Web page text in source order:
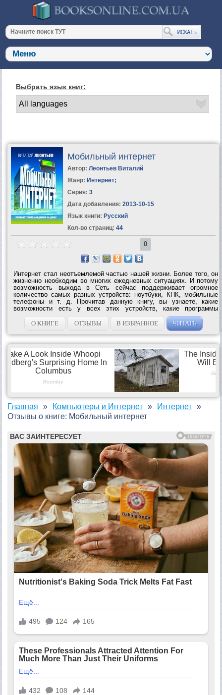
Выбрать язык книг:
Мобильный интернет
Автор: Леонтьев Виталий
Жанр: Интернет;
Серия: 3
Дата добавления: 2013-10-15
Язык книги: Русский
Кол-во страниц: 44
0
Интернет стал неотъемлемой частью нашей жизни. Более того, он
жизненно необходим во многих ежедневных ситуациях. И потому
возможность выхода в Сеть сейчас поддерживает огромное
количество самых разных устройств: ноутбуки, КПК, мобильные
телефоны и т. д. Прочитав данную книгу, вы узнаете, какие
возможности есть у всех этих устройств, какие программы
существуют для улучшения их работы с Сетью и где и как можно
выходить в...
О КНИГЕ ОТЗЫВЫ В ИЗБРАННОЕ ЧИТАТЬ
Главная Компьютеры и Интернет
Интернет
Отзывы о книге: Мобильный интернет